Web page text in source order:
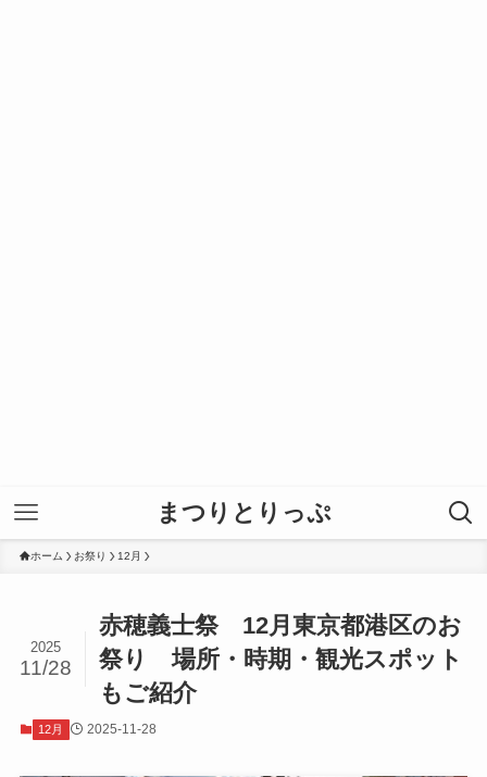
まつりとりっぷ
ホーム お祭り 12月
赤穂義士祭 12月東京都港区のお
祭り 場所・時期・観光スポット
もご紹介
2025
11/28
12月 2025-11-28